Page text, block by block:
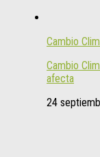
Cambio
Cambio
afecta
24